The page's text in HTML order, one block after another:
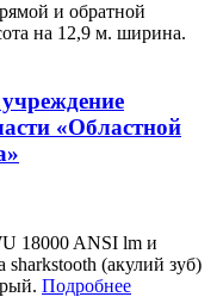
и обратной
на 12,9 м. ширина.
«Областной
18000 ANSI lm и
sharkstooth (акулий зуб)
Подробнее